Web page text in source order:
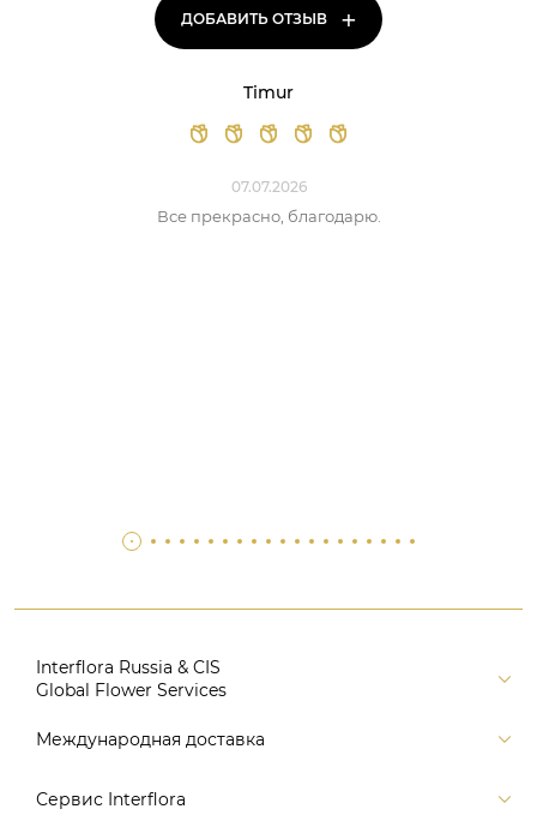
ДОБАВИТЬ ОТЗЫВ +
Timur
07.07.2026
Все прекрасно, благодарю.
Interflora Russia & CIS
Global Flower Services
Версия для печати
Поиск
Международная доставка
Россия
Сервис Interflora